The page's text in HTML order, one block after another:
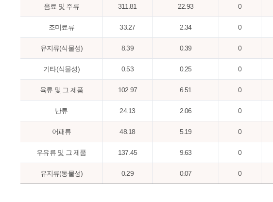
음료 및 주류 311.81 22.93 0
조미료류 33.27 2.34 0
유지류(식물성) 8.39 0.39 0
기타(식물성) 0.53 0.25 0
육류 및 그 제품 102.97 6.51 0
난류 24.13 2.06 0
어패류 48.18 5.19 0
우유류 및 그 제품 137.45 9.63 0
유지류(동물성) 0.29 0.07 0